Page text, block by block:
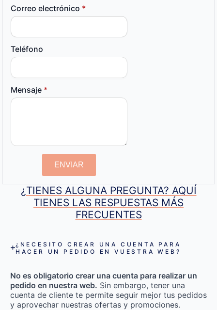
Correo electrónico *
Teléfono
Mensaje *
ENVIAR
¿TIENES ALGUNA PREGUNTA? AQUÍ
TIENES LAS RESPUESTAS MÁS
FRECUENTES
¿NECESITO CREAR UNA CUENTA PARA
HACER UN PEDIDO EN VUESTRA WEB?
No es obligatorio crear una cuenta para realizar un
pedido en nuestra web. Sin embargo, tener una
cuenta de cliente te permite seguir mejor tus pedidos
y aprovechar nuestras ofertas y promociones.